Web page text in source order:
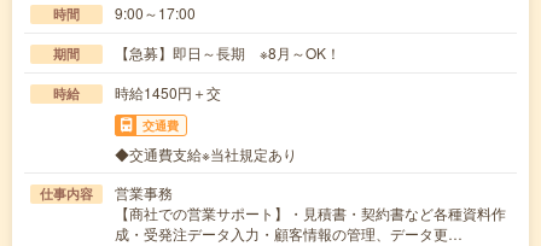
時間 9:00～17:00
期間 【急募】即日～長期 ※8月～OK！
時給 時給1450円＋交
交通費
◆交通費支給※当社規定あり
仕事内容
営業事務
【商社での営業サポート】・見積書・契約書など各種資料作
成・受発注データ入力・顧客情報の管理、データ更…